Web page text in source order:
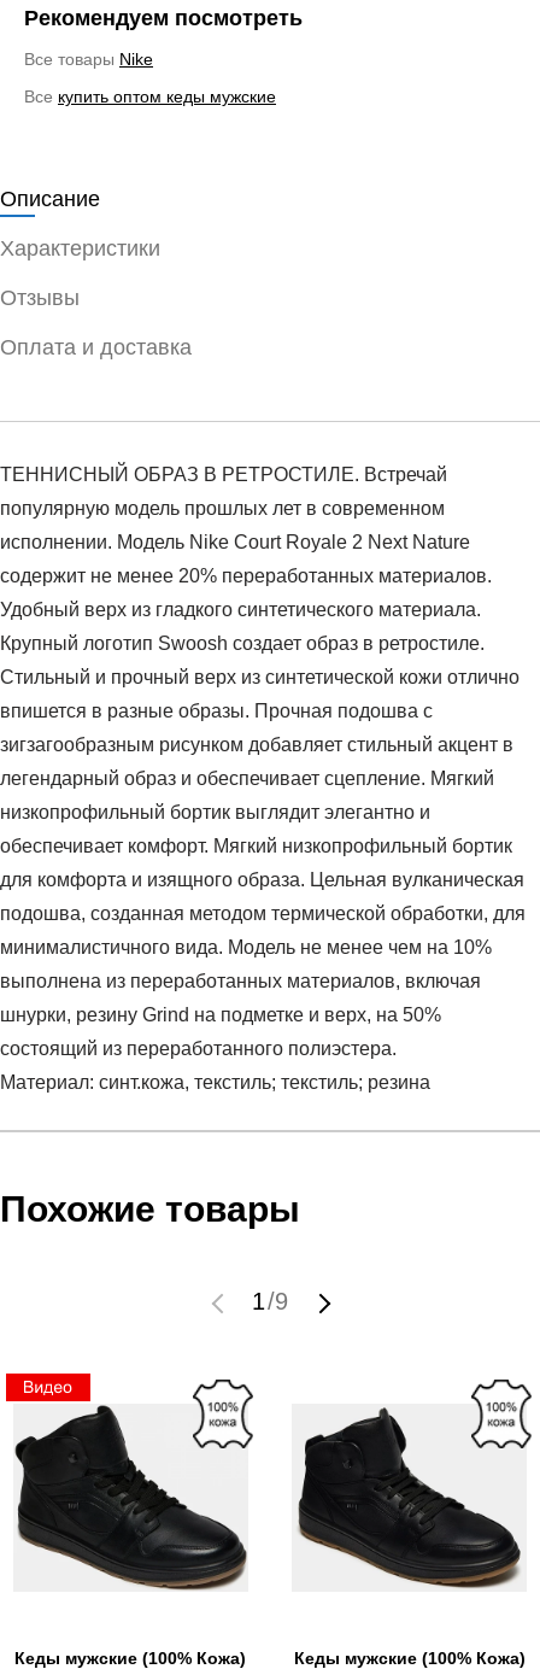
Рекомендуем посмотреть
Все товары Nike
Все купить оптом кеды мужские
Описание
Характеристики
Отзывы
Оплата и доставка
ТЕННИСНЫЙ ОБРАЗ В РЕТРОСТИЛЕ. Встречай
популярную модель прошлых лет в современном
исполнении. Модель Nike Court Royale 2 Next Nature
содержит не менее 20% переработанных материалов.
Удобный верх из гладкого синтетического материала.
Крупный логотип Swoosh создает образ в ретростиле.
Стильный и прочный верх из синтетической кожи отлично
впишется в разные образы. Прочная подошва с
зигзагообразным рисунком добавляет стильный акцент в
легендарный образ и обеспечивает сцепление. Мягкий
низкопрофильный бортик выглядит элегантно и
обеспечивает комфорт. Мягкий низкопрофильный бортик
для комфорта и изящного образа. Цельная вулканическая
подошва, созданная методом термической обработки, для
минималистичного вида. Модель не менее чем на 10%
выполнена из переработанных материалов, включая
шнурки, резину Grind на подметке и верх, на 50%
состоящий из переработанного полиэстера.
Материал: синт.кожа, текстиль; текстиль; резина
Nature
Nike Court Royale 2 Next Nature
Состав:
синт.кожа, текстиль; текстиль; резина
Производитель:
ОАЭ
Срок отгрузки:
3-4 рабочих дня
Инструкция по оплате есть в самом конце счета, который
мы не увидим Вашу оплату.
Самовывоз в Москве.
Доставка по России всеми транспортными ТК, а также с
Почтой Росии и СДЭК.
Здесь вы можете более детально ознакомиться с
оплатыидоставки
Похожие товары
1/9
Кеды мужские (100% Кожа) Кеды мужские (100% Кожа)